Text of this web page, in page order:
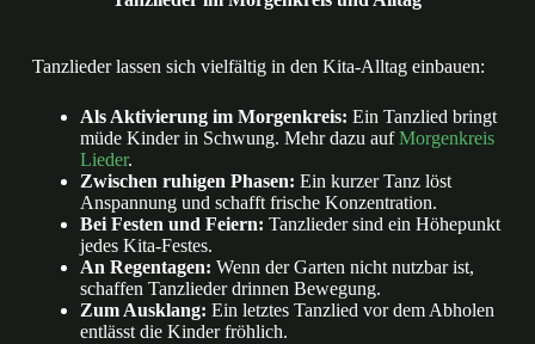
Tanzlieder lassen sich vielfältig in den Kita-Alltag einbauen:
Als Aktivierung im Morgenkreis: Ein Tanzlied bringt
müde Kinder in Schwung. Mehr dazu aufMorgenkreis
Lieder.
Zwischen ruhigen Phasen: Ein kurzer Tanz löst
Anspannung und schafft frische Konzentration.
Bei Festen und Feiern: Tanzlieder sind ein Höhepunkt
jedes Kita-Festes.
An Regentagen: Wenn der Garten nicht nutzbar ist,
schaffen Tanzlieder drinnen Bewegung.
Zum Ausklang: Ein letztes Tanzlied vor dem Abholen
entlässt die Kinder fröhlich.